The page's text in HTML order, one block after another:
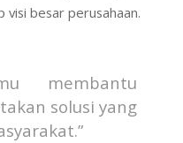
besar perusahaan.
membantu
solusi yang